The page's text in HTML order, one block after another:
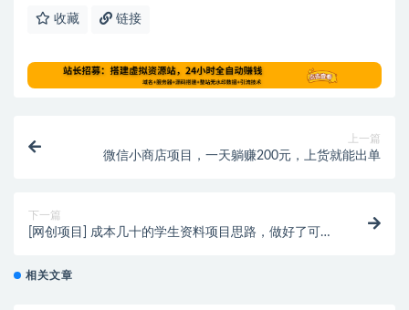
收藏 链接
上一篇
微信小商店项目，一天躺赚200元，上货就能出单
下一篇
[网创项目] 成本几十的学生资料项目思路，做好了可以
相关文章